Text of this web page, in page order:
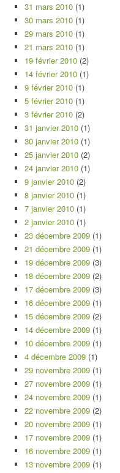
31 mars 2010 (1)
30 mars 2010 (1)
29 mars 2010 (1)
21 mars 2010 (1)
19 février 2010 (2)
14 février 2010 (1)
9 février 2010 (1)
5 février 2010 (1)
3 février 2010 (2)
31 janvier 2010 (1)
30 janvier 2010 (1)
25 janvier 2010 (2)
24 janvier 2010 (1)
9 janvier 2010 (2)
8 janvier 2010 (1)
7 janvier 2010 (1)
2 janvier 2010 (1)
23 décembre 2009 (1)
21 décembre 2009 (1)
19 décembre 2009 (3)
18 décembre 2009 (2)
17 décembre 2009 (3)
16 décembre 2009 (1)
15 décembre 2009 (2)
14 décembre 2009 (1)
10 décembre 2009 (1)
4 décembre 2009 (1)
29 novembre 2009 (1)
27 novembre 2009 (1)
24 novembre 2009 (1)
22 novembre 2009 (2)
20 novembre 2009 (1)
17 novembre 2009 (1)
16 novembre 2009 (1)
13 novembre 2009 (1)